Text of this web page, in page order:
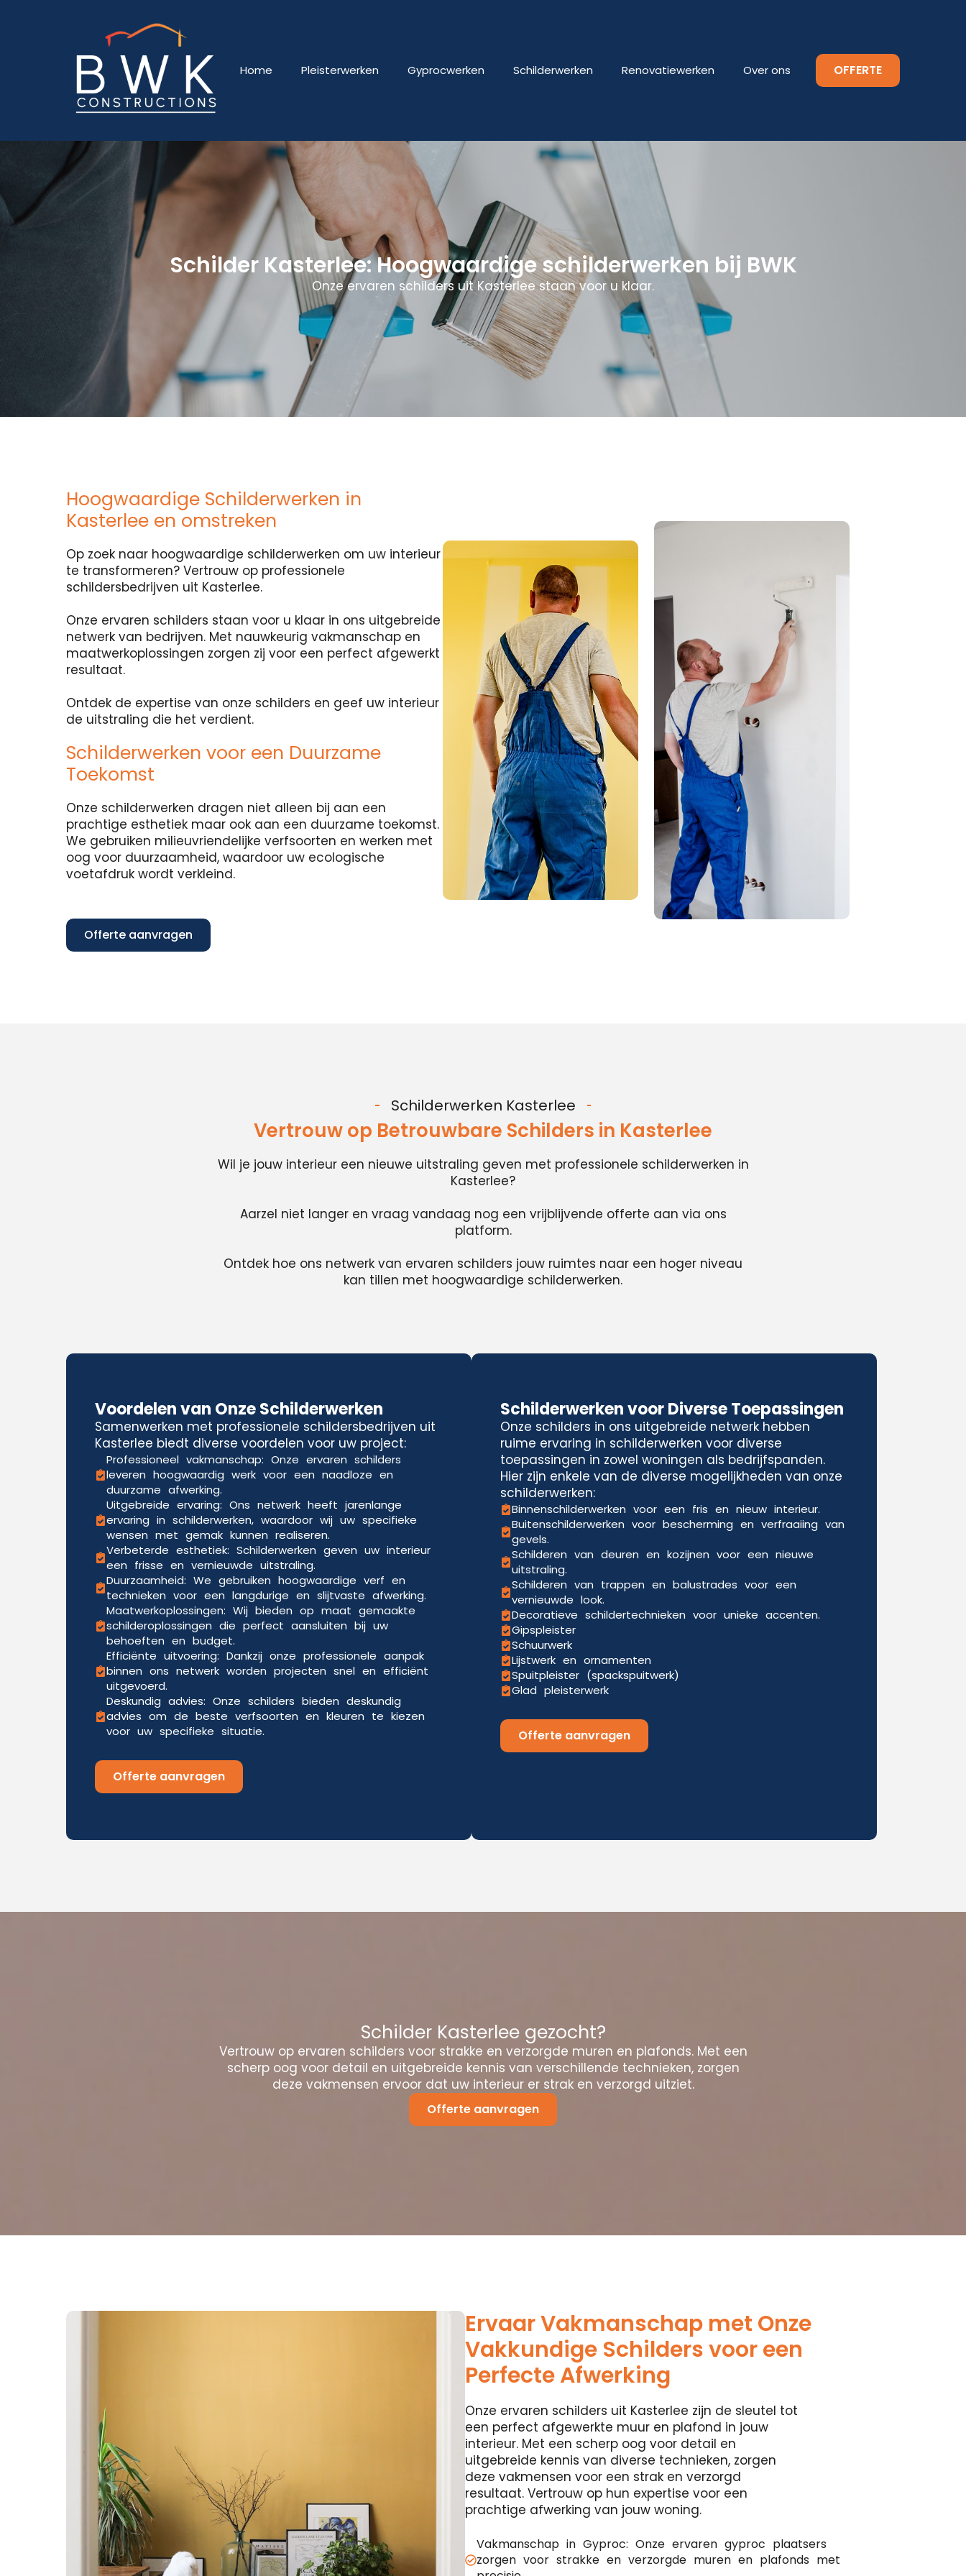
Home Pleisterwerken Gyprocwerken Schilderwerken Renovatiewerken Over ons OFFERTE
Schilder Kasterlee: Hoogwaardige schilderwerken bij BWK
Onze ervaren schilders uit Kasterlee staan voor u klaar.
Hoogwaardige Schilderwerken in
Kasterlee en omstreken
Op zoek naar hoogwaardige schilderwerken om uw interieur
te transformeren? Vertrouw op professionele
schildersbedrijven uit Kasterlee.
Onze ervaren schilders staan voor u klaar in ons uitgebreide
netwerk van bedrijven. Met nauwkeurig vakmanschap en
maatwerkoplossingen zorgen zij voor een perfect afgewerkt
resultaat.
Ontdek de expertise van onze schilders en geef uw interieur
de uitstraling die het verdient.
Schilderwerken voor een Duurzame
Toekomst
Onze schilderwerken dragen niet alleen bij aan een
prachtige esthetiek maar ook aan een duurzame toekomst.
We gebruiken milieuvriendelijke verfsoorten en werken met
oog voor duurzaamheid, waardoor uw ecologische
voetafdruk wordt verkleind.
Offerte aanvragen
Schilderwerken Kasterlee
Vertrouw op Betrouwbare Schilders in Kasterlee
Wil je jouw interieur een nieuwe uitstraling geven met professionele schilderwerken in
Kasterlee?
Aarzel niet langer en vraag vandaag nog een vrijblijvende offerte aan via ons
platform.
Ontdek hoe ons netwerk van ervaren schilders jouw ruimtes naar een hoger niveau
kan tillen met hoogwaardige schilderwerken.
Voordelen van Onze Schilderwerken
Samenwerken met professionele schildersbedrijven uit
Kasterlee biedt diverse voordelen voor uw project:
Professioneel vakmanschap: Onze ervaren schilders
leveren hoogwaardig werk voor een naadloze en
duurzame afwerking.
Uitgebreide ervaring: Ons netwerk heeft jarenlange
ervaring in schilderwerken, waardoor wij uw specifieke
wensen met gemak kunnen realiseren.
Verbeterde esthetiek: Schilderwerken geven uw interieur
een frisse en vernieuwde uitstraling.
Duurzaamheid: We gebruiken hoogwaardige verf en
technieken voor een langdurige en slijtvaste afwerking.
Maatwerkoplossingen: Wij bieden op maat gemaakte
schilderoplossingen die perfect aansluiten bij uw
behoeften en budget.
Efficiënte uitvoering: Dankzij onze professionele aanpak
binnen ons netwerk worden projecten snel en efficiënt
uitgevoerd.
Deskundig advies: Onze schilders bieden deskundig
advies om de beste verfsoorten en kleuren te kiezen
voor uw specifieke situatie.
Offerte aanvragen
Schilderwerken voor Diverse Toepassingen
Onze schilders in ons uitgebreide netwerk hebben
ruime ervaring in schilderwerken voor diverse
toepassingen in zowel woningen als bedrijfspanden.
Hier zijn enkele van de diverse mogelijkheden van onze
schilderwerken:
Binnenschilderwerken voor een fris en nieuw interieur.
Buitenschilderwerken voor bescherming en verfraaiing van
gevels.
Schilderen van deuren en kozijnen voor een nieuwe
uitstraling.
Schilderen van trappen en balustrades voor een
vernieuwde look.
Decoratieve schildertechnieken voor unieke accenten.
Gipspleister
Schuurwerk
Lijstwerk en ornamenten
Spuitpleister (spackspuitwerk)
Glad pleisterwerk
Offerte aanvragen
Schilder Kasterlee gezocht?
Vertrouw op ervaren schilders voor strakke en verzorgde muren en plafonds. Met een
scherp oog voor detail en uitgebreide kennis van verschillende technieken, zorgen
deze vakmensen ervoor dat uw interieur er strak en verzorgd uitziet.
Offerte aanvragen
Ervaar Vakmanschap met Onze
Vakkundige Schilders voor een
Perfecte Afwerking
Onze ervaren schilders uit Kasterlee zijn de sleutel tot
een perfect afgewerkte muur en plafond in jouw
interieur. Met een scherp oog voor detail en
uitgebreide kennis van diverse technieken, zorgen
deze vakmensen voor een strak en verzorgd
resultaat. Vertrouw op hun expertise voor een
prachtige afwerking van jouw woning.
Vakmanschap in Gyproc: Onze ervaren gyproc plaatsers
zorgen voor strakke en verzorgde muren en plafonds met